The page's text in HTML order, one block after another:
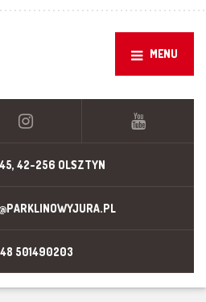
MENU
42-256 OLSZTYN
501490203